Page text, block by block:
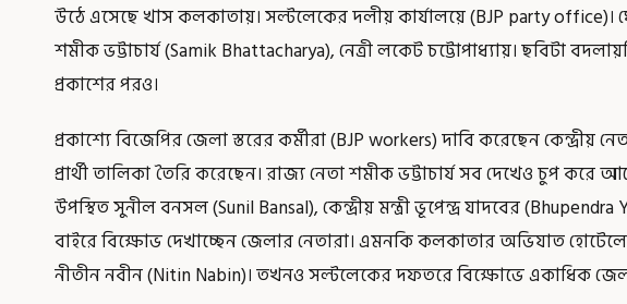
উঠে এসেছে খাস কলকাতায়। সল্টলেকের দলীয় কার্যালয়ে (BJP party office)।
শমীক ভট্টাচার্য (Samik Bhattacharya), নেত্রী লকেট চট্টোপাধ্যায়। ছবিটা
প্রকাশের পরও।
প্রকাশ্যে বিজেপির জেলা স্তরের কর্মীরা (BJP workers) দাবি করেছেন কেন্দ্রীয়
প্রার্থী তালিকা তৈরি করেছেন। রাজ্য নেতা শমীক ভট্টাচার্য সব দেখেও চুপ
উপস্থিত সুনীল বনসল (Sunil Bansal), কেন্দ্রীয় মন্ত্রী ভূপেন্দ্র যাদবের
বাইরে বিক্ষোভ দেখাচ্ছেন জেলার নেতারা। এমনকি কলকাতার অভিযাত
নীতীন নবীন (Nitin Nabin)। তখনও সল্টলেকের দফতরে বিক্ষোভে একাধিক